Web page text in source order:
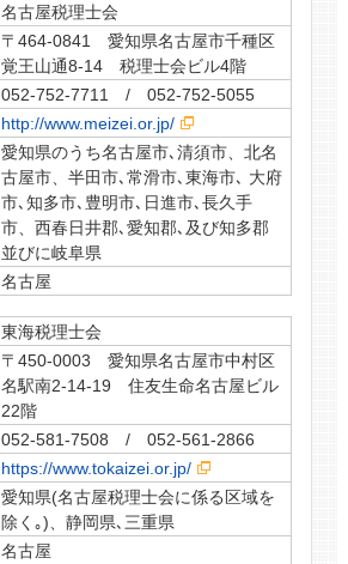
名古屋税理士会
〒464-0841 愛知県名古屋市千種区
覚王山通8-14 税理士会ビル4階
052-752-7711 / 052-752-5055
http://www.meizei.or.jp/
愛知県のうち名古屋市､清須市、北名
古屋市、半田市､常滑市､東海市､ 大府
市､知多市､豊明市､日進市､長久手
市、西春日井郡､愛知郡､及び知多郡
並びに岐阜県
名古屋
東海税理士会
〒450-0003 愛知県名古屋市中村区
名駅南2-14-19 住友生命名古屋ビル
22階
052-581-7508 / 052-561-2866
https://www.tokaizei.or.jp/
愛知県(名古屋税理士会に係る区域を
除く｡)、静岡県､三重県
名古屋